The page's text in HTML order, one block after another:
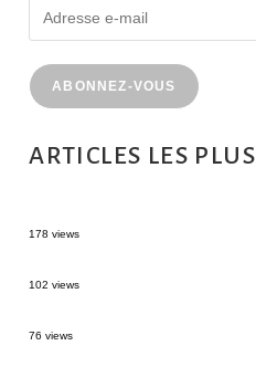
ABONNEZ-VOUS
ARTICLES LES
178 views
102 views
76 views